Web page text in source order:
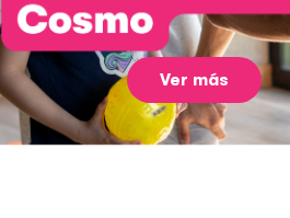
Ver más